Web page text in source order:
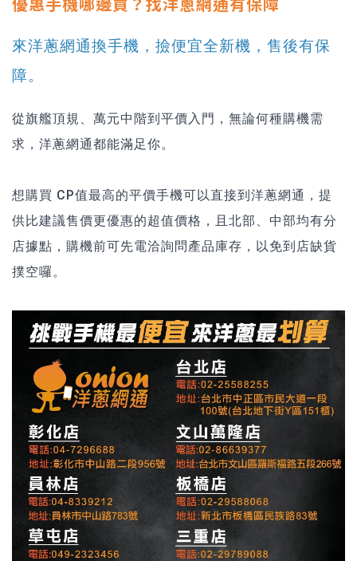
來洋蔥網通換手機，撿便宜全新機，售後有保
障。
從旗艦頂規、萬元中階到平價入門，無論何種購機需
求，洋蔥網通都能滿足你。
想購買 CP值最高的平價手機可以直接到洋蔥網通，提
供比建議售價更優惠的超值價格，且北部、中部均有分
店據點，購機前可先電洽詢問產品庫存，以免到店缺貨
撲空囉。